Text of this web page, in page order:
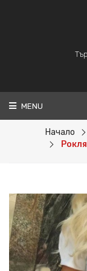
MENU
Начало